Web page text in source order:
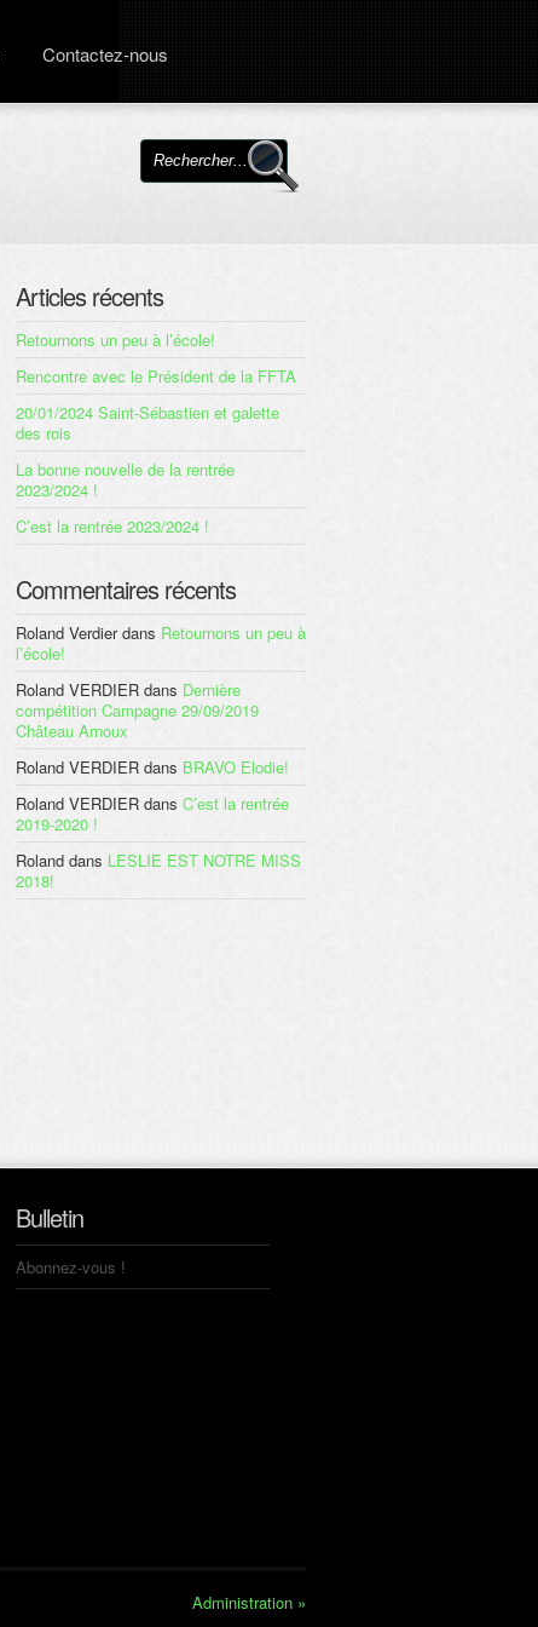
Contactez-nous
Articles récents
Retournons un peu à l’école!
Rencontre avec le Président de la FFTA
20/01/2024 Saint-Sébastien et galette
des rois
La bonne nouvelle de la rentrée
2023/2024 !
C’est la rentrée 2023/2024 !
Commentaires récents
Roland Verdierdans Retournons un peu à
l’école!
Roland VERDIER dans Dernière
compétition Campagne 29/09/2019
Château Arnoux
Roland VERDIER dans BRAVO Elodie!
Roland VERDIER dans C’est la rentrée
2019-2020 !
Roland dans LESLIE EST NOTRE MISS
2018!
Bulletin
Abonnez-vous !
Administration »